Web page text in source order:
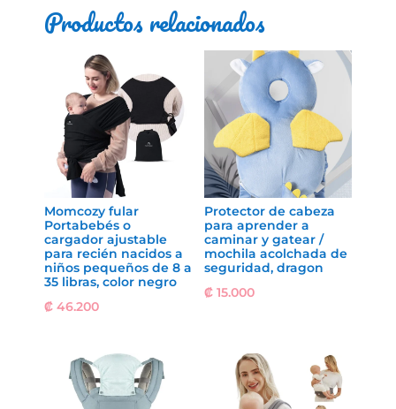
Productos relacionados
Momcozy fular
Portabebés o
cargador ajustable
para recién nacidos a
niños pequeños de 8 a
35 libras, color negro
₡ 46.200
Protector de cabeza
para aprender a
caminar y gatear /
mochila acolchada de
seguridad, dragon
₡15.000